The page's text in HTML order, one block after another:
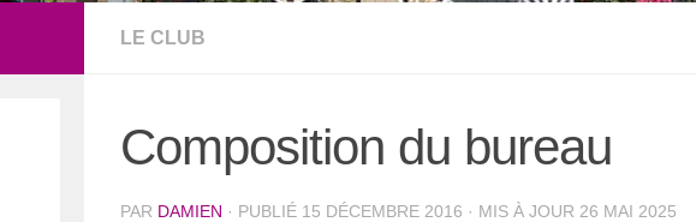
LE CLUB
Composition du bureau
PAR DAMIEN · PUBLIÉ 15 DÉCEMBRE 2016 · MIS À JOUR 26 MAI 2025